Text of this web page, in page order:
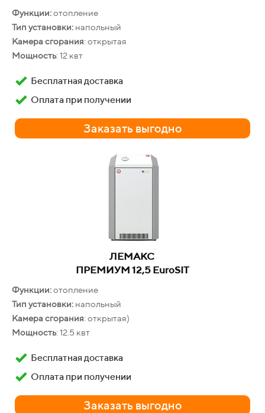
Функции:отопление
Тип установки: напольный
Камера сгорания: открытая
Мощность: 12 квт
Бесплатная доставка
Оплата при получении
Заказать выгодно
ЛEМАКС
ПРЕМИУМ 12,5 EuroSIT
Функции:отопление
Тип установки: напольный
Камера сгорания: открытая)
Мощность: 12.5 квт
Бесплатная доставка
Оплата при получении
Заказать выгодно
Производительность:
Гарантия: 24 месяца
Бесплатная доставка
Заказать выгодно
WM10
10 л/мин
: 24 месяца
Бесплатная доставка
Оплата при получении